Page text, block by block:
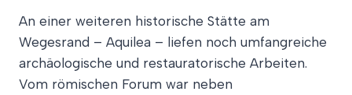
An einer weiteren historische Stätte am
Wegesrand – Aquilea – liefen noch umfangreiche
archäologische und restauratorische Arbeiten.
Vom römischen Forum war neben